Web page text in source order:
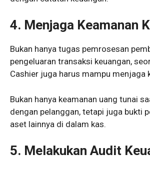
4. Menjaga Keamanan
Bukan hanya tugas pemrosesan
pengeluaran transaksi keuangan,
Cashier juga harus mampu menjaga
Bukan hanya keamanan uang tunai
dengan pelanggan, tetapi juga bukti
aset lainnya di dalam kas.
5. Melakukan Audit